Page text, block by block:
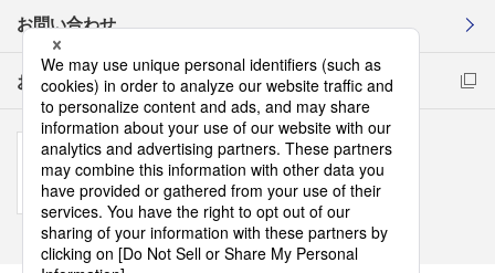
お問い合わせ
お取引先様コンプライアンス通報窓口